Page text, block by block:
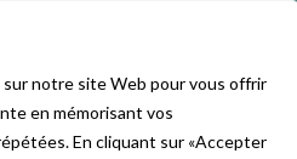
notre site Web pour vous offrir
en mémorisant vos
En cliquant sur «Accepter